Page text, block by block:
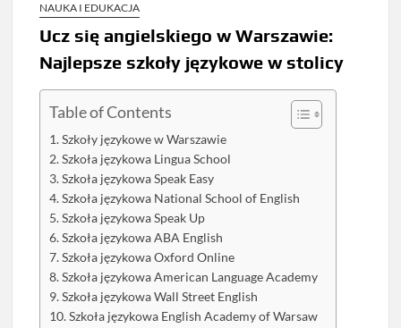
NAUKA I EDUKACJA
Ucz się angielskiego w Warszawie:
Najlepsze szkoły językowe w stolicy
Table of Contents
Szkoły językowe w Warszawie
Szkoła językowa Lingua School
Szkoła językowa Speak Easy
Szkoła językowa National School of English
Szkoła językowa Speak Up
Szkoła językowa ABA English
Szkoła językowa Oxford Online
Szkoła językowa American Language Academy
Szkoła językowa Wall Street English
Szkoła językowa English Academy of Warsaw